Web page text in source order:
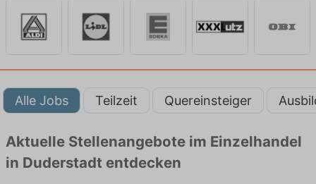
Alle Jobs Teilzeit Quereinsteiger
Aktuelle Stellenangebote im Einzelhandel
in Duderstadt entdecken